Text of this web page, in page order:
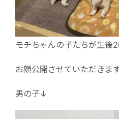
モチちゃんの子たちが生後
お顔公開させていただきま
男の子↓